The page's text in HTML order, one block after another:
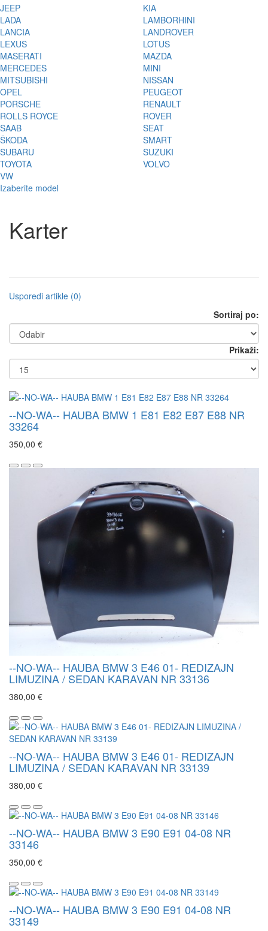
JEEP
KIA
LADA
LAMBORHINI
LANCIA
LANDROVER
LEXUS
LOTUS
MASERATI
MAZDA
MERCEDES
MINI
MITSUBISHI
NISSAN
OPEL
PEUGEOT
PORSCHE
RENAULT
ROLLS ROYCE
ROVER
SAAB
SEAT
ŠKODA
SMART
SUBARU
SUZUKI
TOYOTA
VOLVO
VW
Izaberite model
Karter
Usporedi artikle (0)
Sortiraj po:
Prikaži:
--NO-WA-- HAUBA BMW 1 E81 E82 E87 E88 NR
33264
350,00 €
--NO-WA-- HAUBA BMW 3 E46 01- REDIZAJN
LIMUZINA / SEDAN KARAVAN NR 33136
380,00 €
--NO-WA-- HAUBA BMW 3 E46 01- REDIZAJN
LIMUZINA / SEDAN KARAVAN NR 33139
380,00 €
--NO-WA-- HAUBA BMW 3 E90 E91 04-08 NR
33146
350,00 €
--NO-WA-- HAUBA BMW 3 E90 E91 04-08 NR
33149